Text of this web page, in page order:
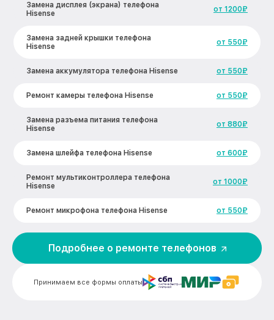
Замена дисплея (экрана) телефона
Hisense
от 1200₽
Замена задней крышки телефона
Hisense
от 550₽
Замена аккумулятора телефона Hisense от 550₽
Ремонт камеры телефона Hisense от 550₽
Замена разъема питания телефона
Hisense
от 880₽
Замена шлейфа телефона Hisense от 600₽
Ремонт мультиконтроллера телефона
Hisense
от 1000₽
Ремонт микрофона телефона Hisense от 550₽
Ремонт корпусных элементов телефона
Hisense
Ремонт GPS-модуля телефона Hisense
Принимаем все формы оплаты
Подробнее о ремонте телефонов